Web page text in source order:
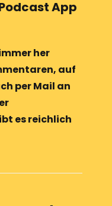
App
her
auf
per Mail an
es reichlich